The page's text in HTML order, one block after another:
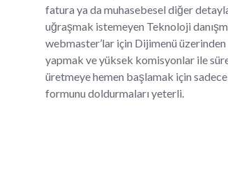
fatura ya da muhasebesel diğer
uğraşmak istemeyen Teknoloji
webmaster’lar için Dijimenü üzerinden
yapmak ve yüksek komisyonlar ile
üretmeye hemen başlamak için
formunu doldurmaları yeterli.